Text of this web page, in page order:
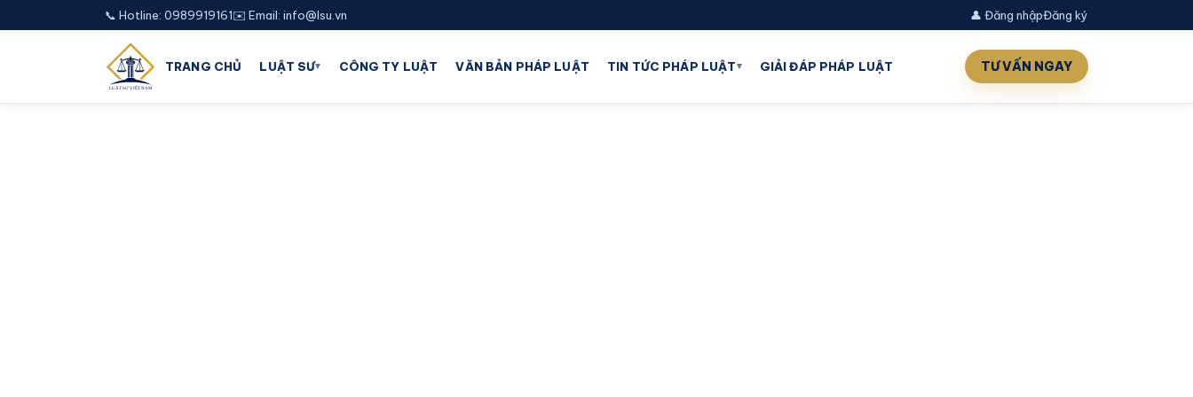
📞 Hotline: 0989919161✉️ Email: info@lsu.vn 👤 Đăng nhậpĐăng ký
TRANG CHỦ LUẬT SƯ▾ CÔNG TY LUẬT VĂN BẢN PHÁP LUẬT TIN TỨC PHÁP LUẬT▾ GIẢI ĐÁP PHÁP LUẬT TƯ VẤN NGAY